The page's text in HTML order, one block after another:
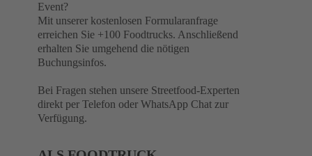
Event?
Mit unserer kostenlosen Formularanfrage
erreichen Sie +100 Foodtrucks. Anschließend
erhalten Sie umgehend die nötigen
Buchungsinfos.
Bei Fragen stehen unsere Streetfood-Experten
direkt per Telefon oder WhatsApp Chat zur
Verfügung.